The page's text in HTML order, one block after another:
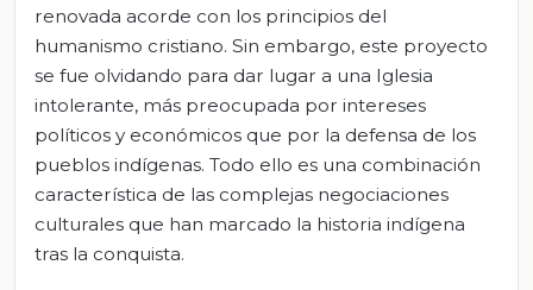
renovada acorde con los principios del
humanismo cristiano. Sin embargo, este proyecto
se fue olvidando para dar lugar a una Iglesia
intolerante, más preocupada por intereses
políticos y económicos que por la defensa de los
pueblos indígenas. Todo ello es una combinación
característica de las complejas negociaciones
culturales que han marcado la historia indígena
tras la conquista.